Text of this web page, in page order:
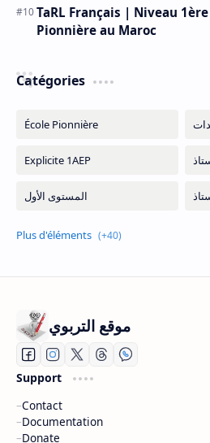
TaRL Français | Niveau 1ère
Pionnière au Maroc
Catégories
موقع التربوي
Support
Contact
Documentation
Donate